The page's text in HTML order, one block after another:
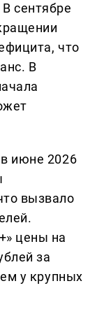
сентябре
что
В
июне 2026
вызвало
цены на
за
у крупных